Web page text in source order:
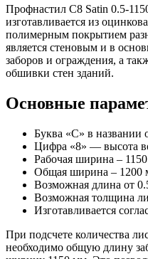
Профнастил С8 Satin 0.5-
изготавливается из
полимерным покрытием
является стеновым и в
заборов и ограждения, а
обшивки стен зданий.
Основные
Буква «С» в названии
Цифра «8» — высота
Рабочая ширина –
Общая ширина – 1200
Возможная длина от
Возможная толщина
Изготавливается
При подсчете количества
необходимо общую длину